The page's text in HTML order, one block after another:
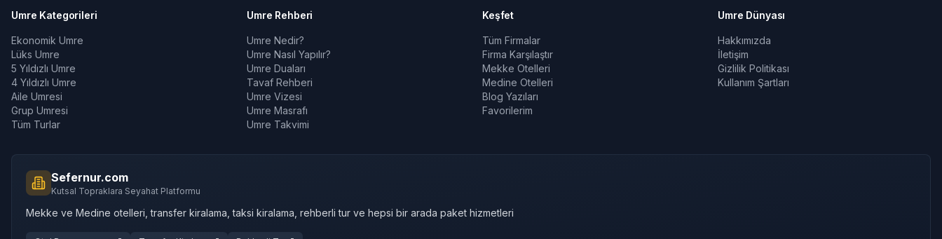
Umre Kategorileri
Ekonomik Umre
Lüks Umre
5 Yıldızlı Umre
4 Yıldızlı Umre
Aile Umresi
Grup Umresi
Tüm Turlar
Umre Rehberi
Umre Nedir?
Umre Nasıl Yapılır?
Umre Duaları
Tavaf Rehberi
Umre Vizesi
Umre Masrafı
Umre Takvimi
Keşfet
Tüm Firmalar
Firma Karşılaştır
Mekke Otelleri
Medine Otelleri
Blog Yazıları
Favorilerim
Umre Dünyası
Hakkımızda
İletişim
Gizlilik Politikası
Kullanım Şartları
Sefernur.com
Kutsal Topraklara Seyahat Platformu
Mekke ve Medine otelleri, transfer kiralama, taksi kiralama, rehberli tur ve hepsi bir arada paket hizmetleri